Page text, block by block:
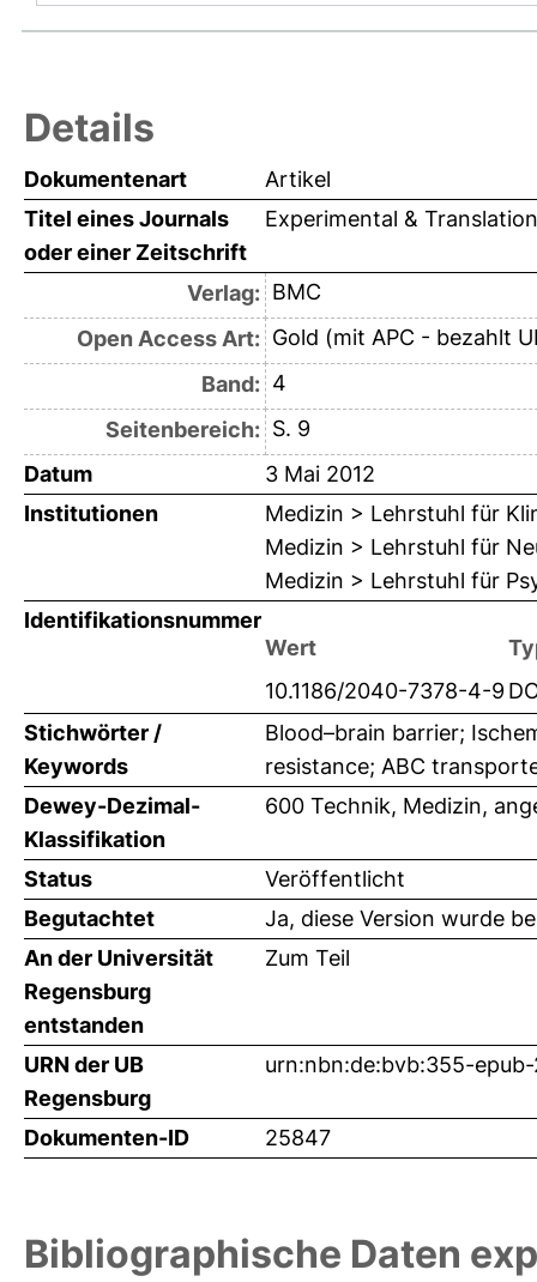
Details
Dokumentenart
Artikel
Titel eines Journals
oder einer Zeitschrift
Experimental &
Verlag: BMC
Open Access Art: Gold (mit APC - bezahlt
Band: 4
Seitenbereich: S. 9
Datum
3 Mai 2012
Institutionen
Medizin > Lehrstuhl für
Medizin > Lehrstuhl für
Medizin > Lehrstuhl für
Identifikationsnummer
Wert
10.1186/2040-7378-4-9
Stichwörter /
Keywords
Blood–brain barrier;
resistance; ABC
Dewey-Dezimal-
Klassifikation
600 Technik, Medizin,
Status
Veröffentlicht
Begutachtet
Ja, diese Version wurde
An der Universität
Regensburg
entstanden
Zum Teil
URN der UB
Regensburg
urn:nbn:de:bvb:355-
Dokumenten-ID 25847
Bibliographische Daten